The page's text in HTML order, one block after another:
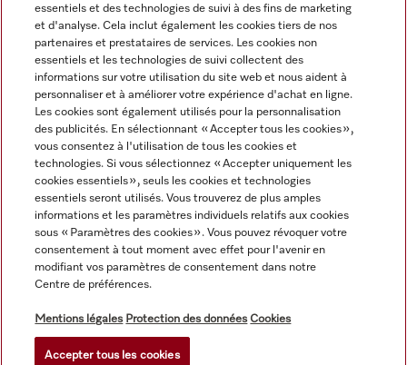
Navigation
Service
toujours sans matériel de décoration.
essentiels et des technologies de suivi à des fins de marketing
et d'analyse. Cela inclut également les cookies tiers de nos
partenaires et prestataires de services. Les cookies non
essentiels et les technologies de suivi collectent des
informations sur votre utilisation du site web et nous aident à
personnaliser et à améliorer votre expérience d'achat en ligne.
Les cookies sont également utilisés pour la personnalisation
des publicités. En sélectionnant « Accepter tous les cookies »,
vous consentez à l'utilisation de tous les cookies et
technologies. Si vous sélectionnez « Accepter uniquement les
cookies essentiels », seuls les cookies et technologies
essentiels seront utilisés. Vous trouverez de plus amples
informations et les paramètres individuels relatifs aux cookies
sous « Paramètres des cookies ». Vous pouvez révoquer votre
consentement à tout moment avec effet pour l'avenir en
modifiant vos paramètres de consentement dans notre
Centre de préférences.
Mentions légales Protection des données Cookies
Accepter tous les cookies